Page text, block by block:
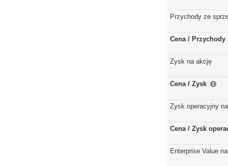
Przychody ze
Cena / Przychody
Zysk na akcję
Cena / Zysk
Zysk operacyjny
Cena / Zysk
Enterprise Value